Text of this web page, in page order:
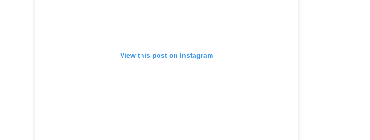
View this post on Instagram